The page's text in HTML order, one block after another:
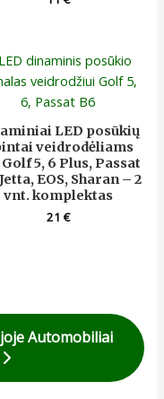
LED posūkių
veidrodėliams
5, 6 Plus, Passat
EOS, Sharan – 2
vnt. komplektas
21€
Automobiliai